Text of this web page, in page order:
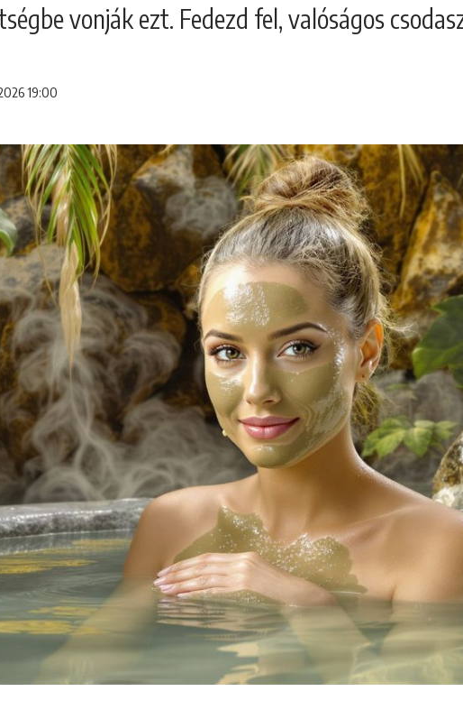
vonják ezt. Fedezd fel, valóságos
19:00